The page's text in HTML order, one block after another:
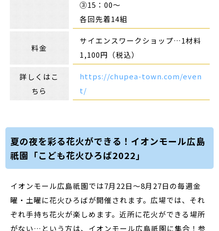
③15：00～
各回先着14組
料金
サイエンスワークショップ…1材料
1,100円（税込）
詳しくはこ
ちら
https://chupea-town.com/even
t/
夏の夜を彩る花火ができる！イオンモール広島
祇園「こども花火ひろば2022」
イオンモール広島祇園では7月22日～8月27日の毎週金
曜・土曜に花火ひろばが開催されます。広場では、それ
ぞれ手持ち花火が楽しめます。近所に花火ができる場所
がない…という方は、イオンモール広島祇園に集合！参